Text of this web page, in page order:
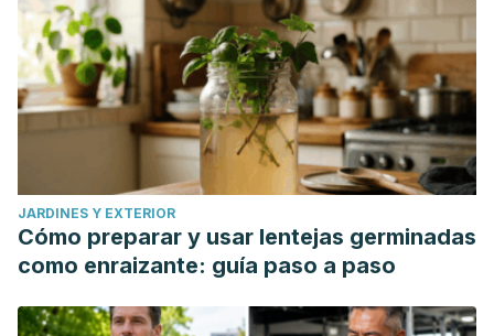
JARDINES Y EXTERIOR
Cómo preparar y usar lentejas germinadas
como enraizante: guía paso a paso